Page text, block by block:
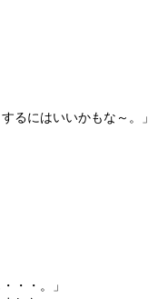
るにはいいかもな～。」
・・。」